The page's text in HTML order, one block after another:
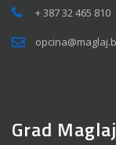
+ 387 32 465 810
Grad Maglaj